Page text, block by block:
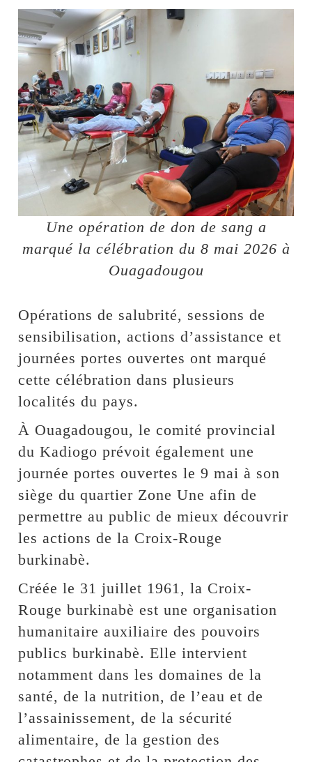
Une opération de don de sang a
marqué la célébration du 8 mai 2026 à
Ouagadougou
Opérations de salubrité, sessions de
sensibilisation, actions d’assistance et
journées portes ouvertes ont marqué
cette célébration dans plusieurs
localités du pays.
À Ouagadougou, le comité provincial
du Kadiogo prévoit également une
journée portes ouvertes le 9 mai à son
siège du quartier Zone Une afin de
permettre au public de mieux découvrir
les actions de la Croix-Rouge
burkinabè.
Créée le 31 juillet 1961, la Croix-
Rouge burkinabè est une organisation
humanitaire auxiliaire des pouvoirs
publics burkinabè. Elle intervient
notamment dans les domaines de la
santé, de la nutrition, de l’eau et de
l’assainissement, de la sécurité
alimentaire, de la gestion des